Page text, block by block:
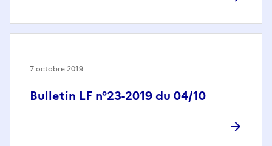
Bulletin LF n°23-2019 du 04/10
7 octobre 2019